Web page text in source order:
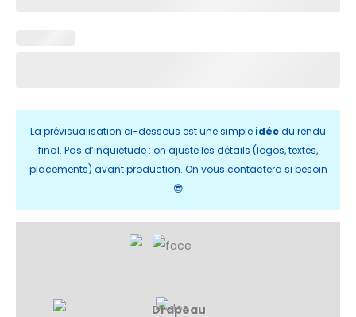
La prévisualisation ci-dessous est une simple idéedu rendu
final. Pas d’inquiétude : on ajuste les détails (logos, textes,
placements) avant production. On vous contactera si besoin
😎